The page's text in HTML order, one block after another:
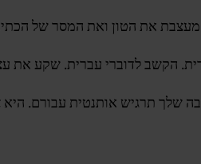
מעצבת את הטון ואת המסר של
הקשב לדוברי עברית. שקע את
שלך תרגיש אותנטית עבורם.